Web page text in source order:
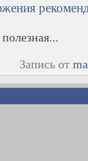
Запись от